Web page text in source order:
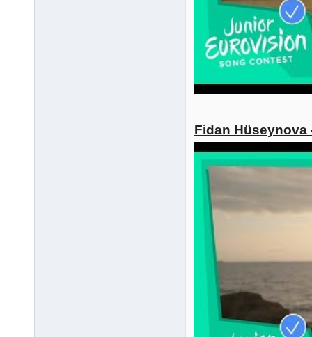
Fidan Hüseynova